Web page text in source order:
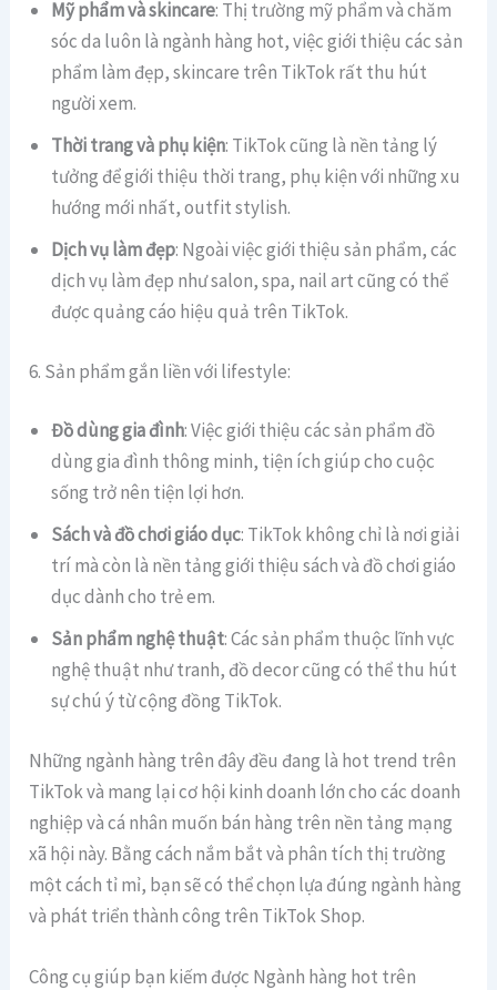
Mỹ phẩm và skincare: Thị trường mỹ phẩm và chăm
sóc da luôn là ngành hàng hot, việc giới thiệu các sản
phẩm làm đẹp, skincare trên TikTok rất thu hút
người xem.
Thời trang và phụ kiện: TikTok cũng là nền tảng lý
tưởng để giới thiệu thời trang, phụ kiện với những xu
hướng mới nhất, outfit stylish.
Dịch vụ làm đẹp: Ngoài việc giới thiệu sản phẩm, các
dịch vụ làm đẹp như salon, spa, nail art cũng có thể
được quảng cáo hiệu quả trên TikTok.
6. Sản phẩm gắn liền với lifestyle:
Đồ dùng gia đình: Việc giới thiệu các sản phẩm đồ
dùng gia đình thông minh, tiện ích giúp cho cuộc
sống trở nên tiện lợi hơn.
Sách và đồ chơi giáo dục: TikTok không chỉ là nơi giải
trí mà còn là nền tảng giới thiệu sách và đồ chơi giáo
dục dành cho trẻ em.
Sản phẩm nghệ thuật: Các sản phẩm thuộc lĩnh vực
nghệ thuật như tranh, đồ decor cũng có thể thu hút
sự chú ý từ cộng đồng TikTok.
Những ngành hàng trên đây đều đang là hot trend trên
TikTok và mang lại cơ hội kinh doanh lớn cho các doanh
nghiệp và cá nhân muốn bán hàng trên nền tảng mạng
xã hội này. Bằng cách nắm bắt và phân tích thị trường
một cách tỉ mỉ, bạn sẽ có thể chọn lựa đúng ngành hàng
và phát triển thành công trên TikTok Shop.
Công cụ giúp bạn kiếm được Ngành hàng hot trên